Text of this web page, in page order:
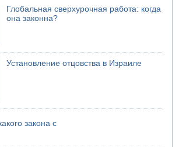
Глобальная сверхурочная работа: когда
она законна?
Установление отцовства в Израиле
закона с